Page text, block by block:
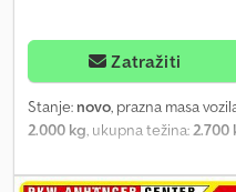
Zatražiti
Stanje: novo, prazna masa
2.000 kg, ukupna težina:2.700
195/55r10c, Nagibajući auto